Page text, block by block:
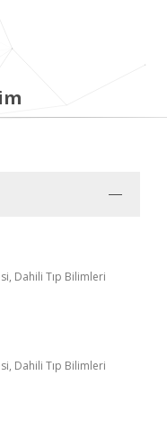
Dahili Tıp Bilimleri
Dahili Tıp Bilimleri